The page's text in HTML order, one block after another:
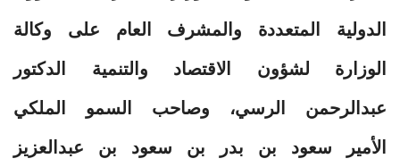
الدولية المتعددة والمشرف العام على وكالة
الوزارة لشؤون الاقتصاد والتنمية الدكتور
عبدالرحمن الرسي، وصاحب السمو الملكي
الأمير سعود بن بدر بن سعود بن عبدالعزيز